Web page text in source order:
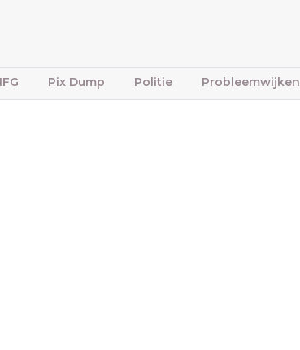
Pix Dump Politie Probleemwijken